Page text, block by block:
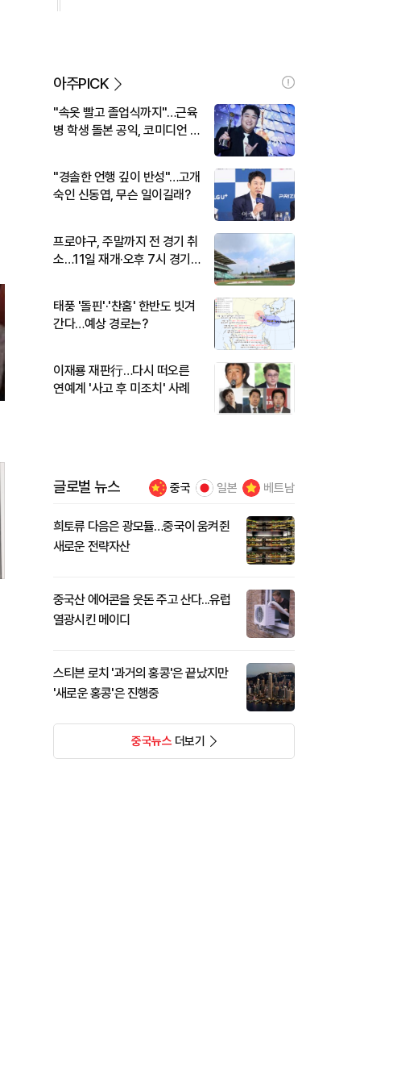
아주PICK
"속옷 빨고 졸업식까지"…근육
병 학생 돌본 공익, 코미디언 김
"경솔한 언행 깊이 반성"…고개
숙인 신동엽, 무슨 일이길래?
프로야구, 주말까지 전 경기 취
소…11일 재개·오후 7시 경기
태풍 '돌핀'·'찬홈' 한반도 빗겨
간다…예상 경로는?
이재룡 재판行…다시 떠오른
연예계 '사고 후 미조치' 사례
글로벌 뉴스 중국 일본 베트남
희토류 다음은 광모듈…중국이 움켜쥔
새로운 전략자산
중국산 에어콘을 웃돈 주고 산다...유럽
열광시킨 메이디
스티븐 로치 '과거의 홍콩'은 끝났지만
'새로운 홍콩'은 진행중
중국뉴스더보기